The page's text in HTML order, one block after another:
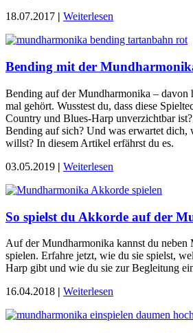
18.07.2017 | Weiterlesen
Bending mit der
Bending auf der Mundharmonika – davon
mal gehört. Wusstest du, dass diese
Country und Blues-Harp unverzichtbar
Bending auf sich? Und was erwartet dich,
willst? In diesem Artikel erfährst du es.
03.05.2019 | Weiterlesen
So spielst du Akkorde auf der
Auf der Mundharmonika kannst du neben
spielen. Erfahre jetzt, wie du sie spielst,
Harp gibt und wie du sie zur Begleitung
16.04.2018 | Weiterlesen